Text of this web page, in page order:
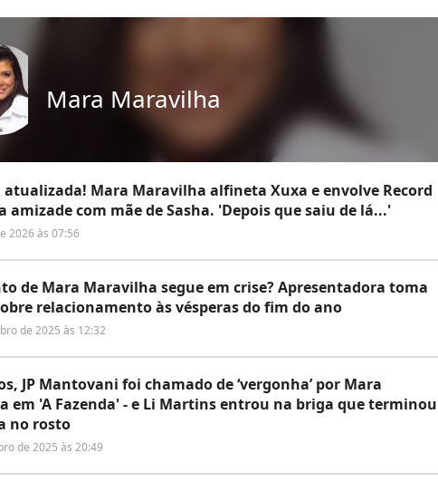
Mara Maravilha
atualizada! Mara Maravilha alfineta Xuxa e envolve Record
amizade com mãe de Sasha. 'Depois que saiu de lá...'
2026 às 07:56
de Mara Maravilha segue em crise? Apresentadora toma
relacionamento às vésperas do fim do ano
de 2025 às 12:32
JP Mantovani foi chamado de ‘vergonha’ por Mara
em 'A Fazenda' - e Li Martins entrou na briga que terminou
no rosto
de 2025 às 20:49